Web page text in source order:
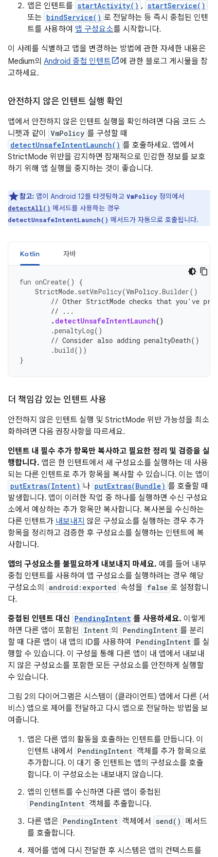
앱은 인텐트를 startActivity() , startService()
또는 bindService() 로 전달하는 등 즉시 중첩된 인텐
트를 사용하여 앱 구성요소를 시작합니다.
이 사례를 식별하고 앱을 변경하는 방법에 관한 자세한 내용은
Medium의 Android 중첩 인텐트
에 관한 블로그 게시물을 참
고하세요.
안전하지 않은 인텐트 실행 확인
앱에서 안전하지 않은 인텐트 실행을 확인하려면 다음 코드 스
니펫과 같이
VmPolicy 를 구성할 때
detectUnsafeIntentLaunch() 를 호출하세요. 앱에서
StrictMode 위반을 감지하면 잠재적으로 민감한 정보를 보호
하기 위해 앱 실행을 중지하는 것이 좋습니다.
참고: 앱이 Android 12를 타겟팅하고 VmPolicy 정의에서
detectAll() 메서드를 사용하는 경우
detectUnsafeIntentLaunch() 메서드가 자동으로 호출됩니다.
Kotlin 자바
fun onCreate()
{
StrictMode. setVmPolicy(VmPolicy.Builder()
// Other StrictMode checks that you've
// ...
. detectUnsafeIntentLaunch()
.penaltyLog()
// Consider also adding penaltyDeath()
.build())
}
더 책임감 있는 인텐트 사용
안전하지 않은 인텐트 실행 및 StrictMode 위반 가능성을 최소
화하려면 다음 권장사항을 따르세요.
인텐트 내 필수 추가 항목만 복사하고 필요한 정리 및 검증을 실
행합니다. 앱은 한 인텐트에서 새 구성요소를 실행하는 데 사용
되는 다른 인텐트로 추가 항목을 복사할 수 있습니다. 이는 앱이
putExtras(Intent) 나 putExtras(Bundle) 를 호출할 때
발생합니다. 앱이 이러한 작업 중 하나를 실행하면 수신 구성요
소에서 예상하는 추가 항목만 복사합니다. 복사본을 수신하는
다른 인텐트가 내보내지 않은 구성요소를 실행하는 경우 추가
항목을 정리하고 검증한 후 구성요소를 실행하는 인텐트에 복
사합니다.
앱의 구성요소를 불필요하게 내보내지 마세요. 예를 들어 내부
중첩 인텐트를 사용하여 앱 구성요소를 실행하려는 경우 해당
구성요소의
android:exported 속성을 false 로 설정합니
다.
중첩된 인텐트 대신 PendingIntent 를 사용하세요. 이렇게
하면 다른 앱이 포함된 Intent 의 PendingIntent 를 분리
할 때 다른 앱이 내 앱의 ID를 사용하여
PendingIntent 를 실
행할 수 있습니다. 이 구성을 통해 다른 앱이 내 앱에서 내보내
지 않은 구성요소를 포함한 모든 구성요소를 안전하게 실행할
수 있습니다.
그림 2의 다이어그램은 시스템이 (클라이언트) 앱에서 다른 (서
비스) 앱으로 제어를 전달하고 다시 앱으로 전달하는 방법을 보
여줍니다.
앱은 다른 앱의 활동을 호출하는 인텐트를 만듭니다. 이
인텐트 내에서
PendingIntent 객체를 추가 항목으로
추가합니다. 이 대기 중 인텐트는 앱의 구성요소를 호출
합니다. 이 구성요소는 내보내지 않습니다.
앱의 인텐트를 수신하면 다른 앱이 중첩된
PendingIntent 객체를 추출합니다.
다른 앱은 PendingIntent 객체에서 send()
메서드
를 호출합니다.
제어를 앱에 다시 전달한 후 시스템은 앱의 컨텍스트를